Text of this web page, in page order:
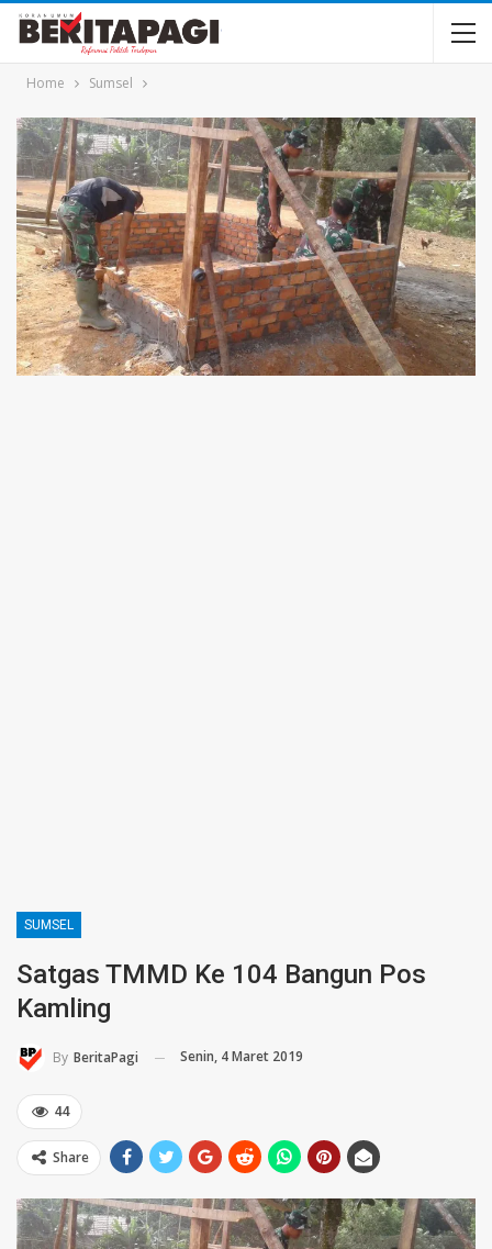
Home Sumsel
SUMSEL
Satgas TMMD Ke 104 Bangun Pos
Kamling
By BeritaPagi Senin, 4 Maret 2019
44
Share